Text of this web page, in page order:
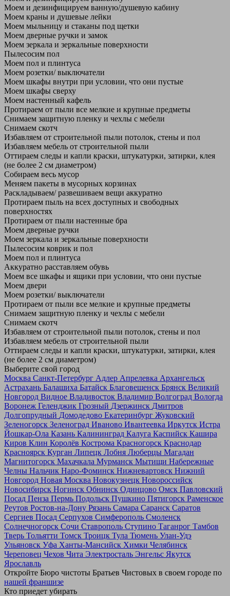
Моем и дезинфицируем ванную/душевую кабину
Моем краны и душевые лейки
Моем мыльницу и стаканы под щетки
Моем дверные ручки и замок
Моем зеркала и зеркальные поверхности
Пылесосим пол
Моем пол и плинтуса
Моем розетки/ выключатели
Моем шкафы внутри при условии, что они пустые
Моем шкафы сверху
Моем настенный кафель
Протираем от пыли все мелкие и крупные предметы
Снимаем защитную пленку и чехлы с мебели
Снимаем скотч
Избавляем от строительной пыли потолок, стены и пол
Избавляем мебель от строительной пыли
Оттираем следы и капли краски, штукатурки, затирки, клея
(не более 2 см диаметром)
Собираем весь мусор
Меняем пакеты в мусорных корзинах
Раскладываем/ развешиваем вещи аккуратно
Протираем пыль на всех доступных и свободных
поверхностях
Протираем от пыли настенные бра
Моем дверные ручки
Моем зеркала и зеркальные поверхности
Пылесосим коврик и пол
Моем пол и плинтуса
Аккуратно расставляем обувь
Моем все шкафы и ящики при условии, что они пустые
Моем двери
Моем розетки/ выключатели
Протираем от пыли все мелкие и крупные предметы
Снимаем защитную пленку и чехлы с мебели
Снимаем скотч
Избавляем от строительной пыли потолок, стены и пол
Избавляем мебель от строительной пыли
Оттираем следы и капли краски, штукатурки, затирки, клея
(не более 2 см диаметром)
Выберите свой город
Москва Санкт-Петербург Адлер Апрелевка Архангельск
Астрахань Балашиха Батайск Благовещенск Брянск Великий
Новгород Видное Владивосток Владимир Волгоград Вологда
Воронеж Геленджик Грозный Дзержинск Дмитров
Долгопрудный Домодедово Екатеринбург Жуковский
Зеленогорск Зеленоград Иваново Ивантеевка Иркутск Истра
Йошкар-Ола Казань Калининград Калуга Каспийск Кашира
Киров Клин Королёв Кострома Красногорск Краснодар
Красноярск Курган Липецк Лобня Люберцы Магадан
Магнитогорск Махачкала Мурманск Мытищи Набережные
Челны Нальчик Наро-Фоминск Нижневартовск Нижний
Новгород Новая Москва Новокузнецк Новороссийск
Новосибирск Ногинск Обнинск Одинцово Омск Павловский
Посад Пенза Пермь Подольск Пушкино Пятигорск Раменское
Реутов Ростов-на-Дону Рязань Самара Саранск Саратов
Сергиев Посад Серпухов Симферополь Смоленск
Солнечногорск Сочи Ставрополь Ступино Таганрог Тамбов
Тверь Тольятти Томск Троицк Тула Тюмень Улан-Удэ
Ульяновск Уфа Ханты-Мансийск Химки Челябинск
Череповец Чехов Чита Электросталь Энгельс Якутск
Ярославль
Откройте Бюро чистоты Братьев Чистовых в своем городе по
нашей франшизе
Кто приедет убирать